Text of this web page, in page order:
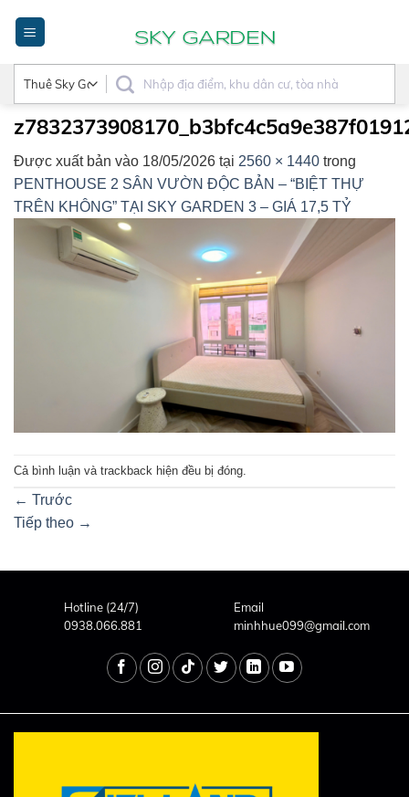
dung
Được xuất bản vào 18/05/2026 tại 2560 × 1440 trong
PENTHOUSE 2 SÂN VƯỜN ĐỘC BẢN – “BIỆT THỰ
TRÊN KHÔNG” TẠI SKY GARDEN 3 – GIÁ 17,5 TỶ
Cả bình luận và trackback hiện đều bị đóng.
← Trước
Tiếp theo →
Hotline (24/7)
0938.066.881
Email
minhhue099@gmail.com